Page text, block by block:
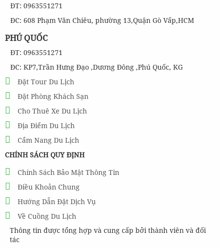
ĐT: 0963551271
ĐC: 608 Phạm Văn Chiêu, phường 13,Quận Gò Vấp,HCM
PHÚ QUỐC
ĐT: 0963551271
ĐC: KP7,Trần Hưng Đạo ,Dương Đông ,Phú Quốc, KG
Đặt Tour Du Lịch
Đặt Phòng Khách Sạn
Cho Thuê Xe Du Lịch
Địa Điểm Du Lịch
Cẩm Nang Du Lịch
CHÍNH SÁCH QUY ĐỊNH
Chính Sách Bảo Mật Thông Tin
Điều Khoản Chung
Hướng Dẫn Đặt Dịch Vụ
Về Cuồng Du Lịch
Thông tin được tổng hợp và cung cấp bởi thành viên và đối
tác